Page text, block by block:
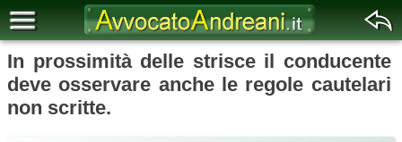
In prossimità delle strisce il conducente
deve osservare anche le regole cautelari
non scritte.